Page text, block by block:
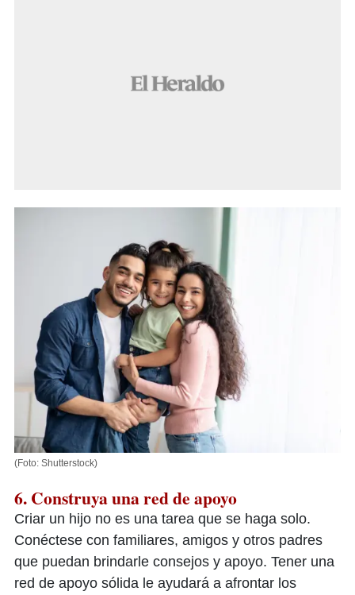
(Foto: Shutterstock)
6. Construya una red de apoyo
Criar un hijo no es una tarea que se haga solo.
Conéctese con familiares, amigos y otros padres
que puedan brindarle consejos y apoyo. Tener una
red de apoyo sólida le ayudará a afrontar los